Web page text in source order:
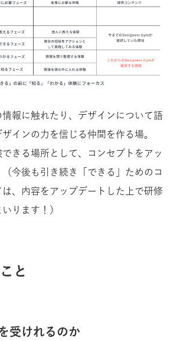
報に触れたり、デザインについて語
インの力を信じる仲間を作る場。
できる場所として、コンセプトをアッ
今後も引き続き「できる」ためのコ
は、内容をアップデートした上で研修
ります！）
と
受けれるのか